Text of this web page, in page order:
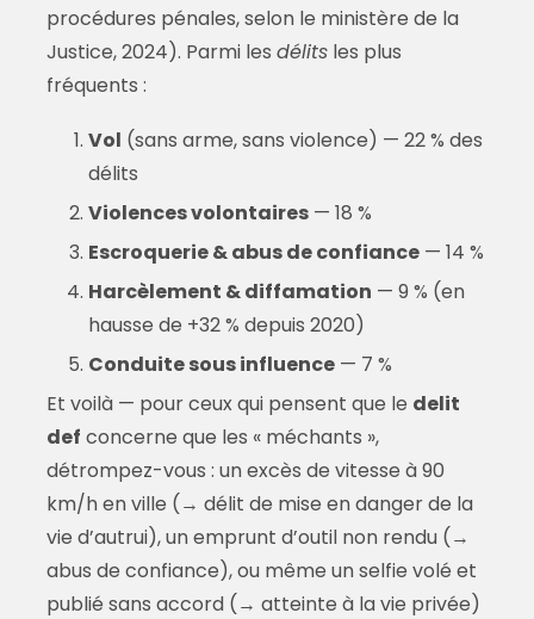
procédures pénales, selon le ministère de la
Justice, 2024). Parmi les délitsles plus
fréquents :
Vol (sans arme, sans violence) — 22 % des
délits
Violences volontaires— 18 %
Escroquerie & abus de confiance— 14 %
Harcèlement & diffamation — 9 % (en
hausse de +32 % depuis 2020)
Conduite sous influence— 7 %
Et voilà — pour ceux qui pensent que le delit
def concerne que les « méchants »,
détrompez-vous : un excès de vitesse à 90
km/h en ville (→ délit de mise en danger de la
vie d’autrui), un emprunt d’outil non rendu (→
abus de confiance), ou même un selfie volé et
publié sans accord (→ atteinte à la vie privée)